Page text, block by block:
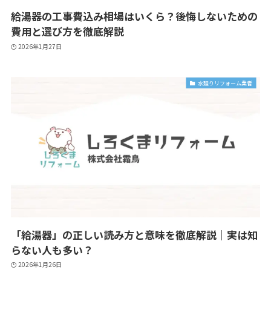
給湯器の工事費込み相場はいくら？後悔しないための
費用と選び方を徹底解説
2026年1月27日
水廻りリフォーム業者
「給湯器」の正しい読み方と意味を徹底解説｜実は知
らない人も多い？
2026年1月26日